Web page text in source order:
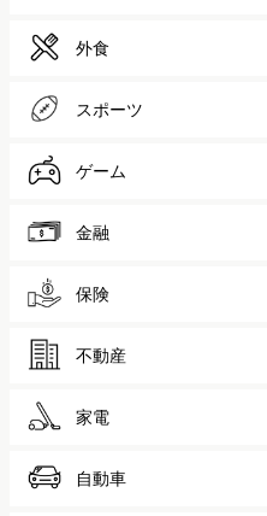
外食
スポーツ
ゲーム
金融
保険
不動産
家電
自動車